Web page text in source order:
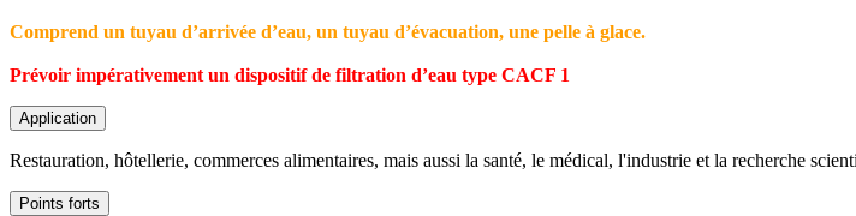
Comprend un tuyau d’arrivée d’eau, un tuyau d’évacuation, une pelle à glace.
Prévoir impérativement un dispositif de filtration d’eau type CACF 1
Application
Restauration, hôtellerie, commerces alimentaires, mais aussi la santé, le médical, l'industrie et la recherche
Points forts